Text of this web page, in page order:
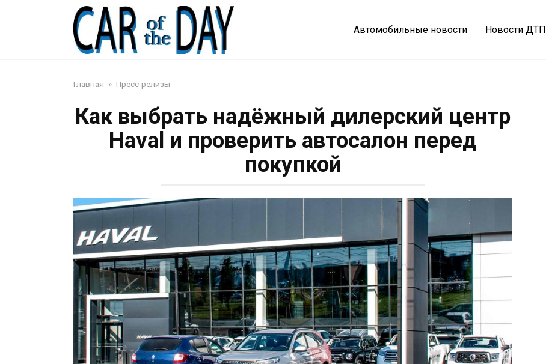
Автомобильные новости Новости ДТП
Главная » Пресс-релизы
Как выбрать надёжный дилерский центр
Haval и проверить автосалон перед
покупкой